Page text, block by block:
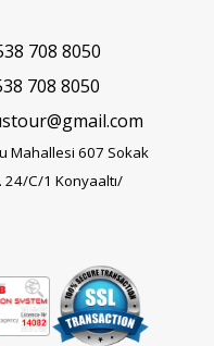
708 8050
708 8050
Mahallesi 607 Sokak
24/C/1 Konyaaltı/